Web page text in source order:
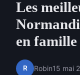
Les
en famille
R Robin15 mai